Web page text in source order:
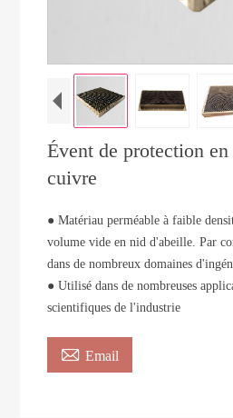
Évent de protection
cuivre
● Matériau perméable à faible
volume vide en nid d'abeille. Par
dans de nombreux domaines
● Utilisé dans de nombreuses
scientifiques de l'industrie
 Email